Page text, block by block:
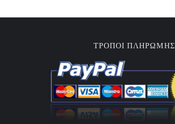
ΤΡΟΠΟΙ ΠΛΗΡΩΜΗΣ